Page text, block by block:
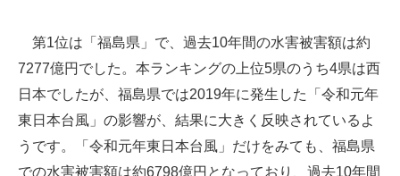
第1位は「福島県」で、過去10年間の水害被害額は約
7277億円でした。本ランキングの上位5県のうち4県は西
日本でしたが、福島県では2019年に発生した「令和元年
東日本台風」の影響が、結果に大きく反映されているよ
うです。「令和元年東日本台風」だけをみても、福島県
での水害被害額は約6798億円となっており、過去10年間